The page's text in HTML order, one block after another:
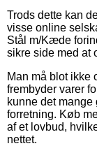
Trods dette kan
visse online
Stål m/Kæde
sikre side med at
Man må blot ikke
frembyder varer
kunne det
forretning. Køb
af et lovbud,
nettet.